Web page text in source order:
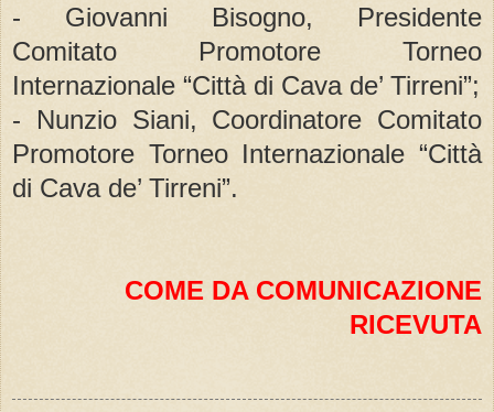
- Giovanni Bisogno, Presidente
Comitato Promotore Torneo
Internazionale “Città di Cava de’ Tirreni”;
- Nunzio Siani, Coordinatore Comitato
Promotore Torneo Internazionale “Città
di Cava de’ Tirreni”.
COME DA COMUNICAZIONE
RICEVUTA